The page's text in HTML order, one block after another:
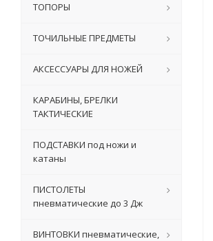
ТОПОРЫ
ТОЧИЛЬНЫЕ ПРЕДМЕТЫ
АКСЕССУАРЫ ДЛЯ НОЖЕЙ
КАРАБИНЫ, БРЕЛКИ
ТАКТИЧЕСКИЕ
ПОДСТАВКИ под ножи и
катаны
ПИСТОЛЕТЫ
пневматические до 3 Дж
ВИНТОВКИ пневматические,